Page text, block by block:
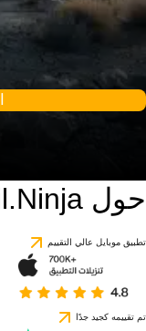
حول Rail.Ninja
تطبيق موبايل عالي التقييم
تم تقييمه كجيد جدًا